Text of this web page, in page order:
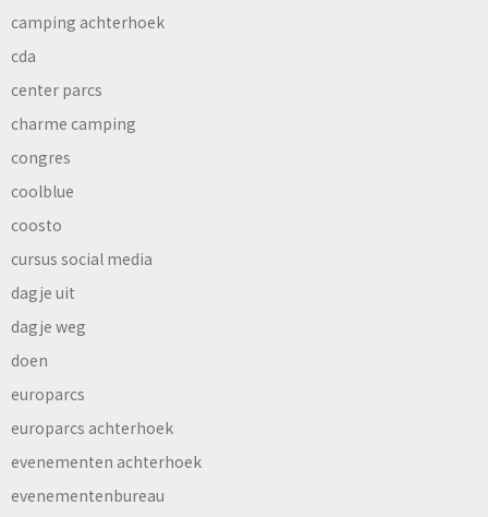
camping achterhoek
cda
center parcs
charme camping
congres
coolblue
coosto
cursus social media
dagje uit
dagje weg
doen
europarcs
europarcs achterhoek
evenementen achterhoek
evenementenbureau